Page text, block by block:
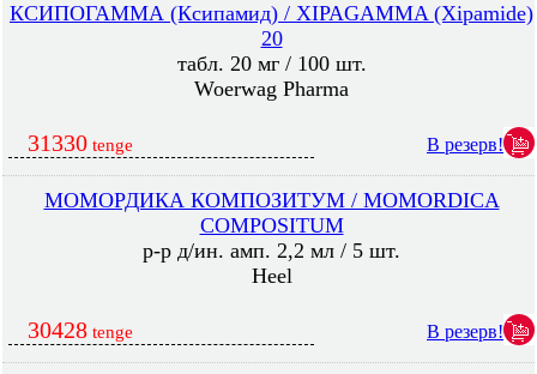
КСИПОГАММА (Ксипамид) / XIPAGAMMA (Xipamide)
20
табл. 20 мг / 100 шт.
Woerwag Pharma
31330 tenge В резерв!
МОМОРДИКА КОМПОЗИТУМ / MOMORDICA
COMPOSITUM
р-р д/ин. амп. 2,2 мл / 5 шт.
Heel
30428 tenge В резерв!